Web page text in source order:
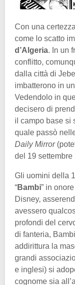
Con una
come lo scatto
d’Algeria. In un
conflitto,
dalla città di
imbatterono in un
Vedendolo in
decisero di
il campo base si
quale passò
Daily Mirror
del 19 settembre
Gli uomini della
“Bambi” in
Disney,
avessero
profondi del
di fanteria,
addirittura la
grandi
e inglesi) si
cognome sia